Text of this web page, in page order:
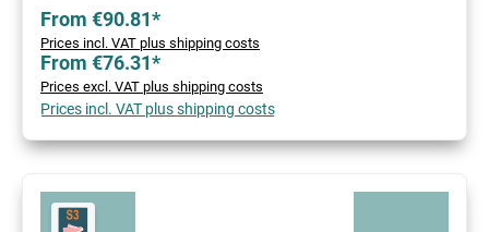
From €90.81*
Prices incl. VAT plus shipping costs
From €76.31*
Prices excl. VAT plus shipping costs
Prices incl. VAT plus shipping costs